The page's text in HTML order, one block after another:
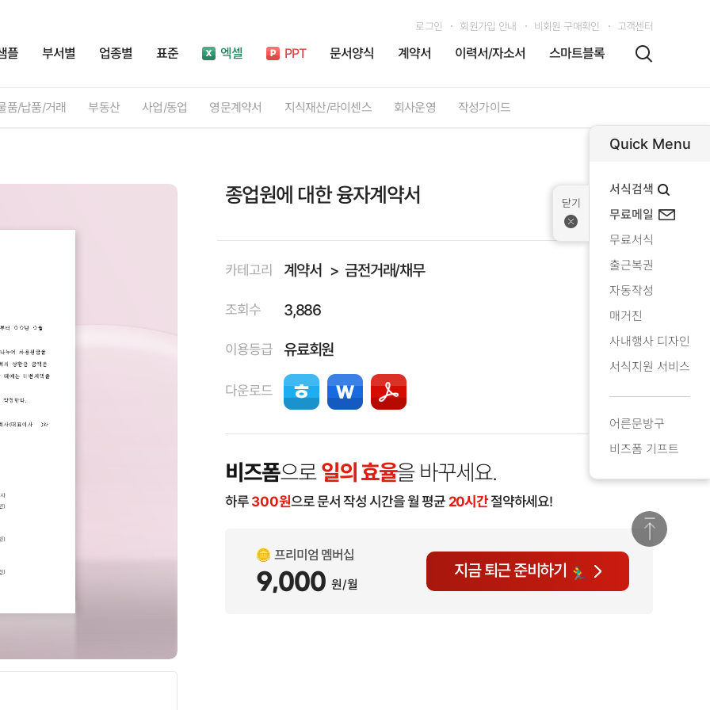
플 부서별 업종별 표준 엑셀 PPT 문서양식 계약서 이력서/자소서 스마트블록
로그인 회원가입 안내 비회원 구매확인 고객센터
품/납품/거래 부동산 사업/동업 영문계약서 지식재산/라이센스 회사운영 작성가이드
종업원에 대한 융자계약서
카테고리 계약서 금전거래/채무
조회수 3,886
이용등급 유료회원
다운로드
비즈폼으로일의 효율을 바꾸세요.
하루 300원으로 문서 작성 시간을 월 평균 20시간절약하세요!
프리미엄 멤버십
9,000 원/월
지금 퇴근 준비하기
Quick Menu
서식검색
무료메일
무료서식
출근복권
자동작성
매거진
사내행사 디자인
서식지원 서비스
어른문방구
비즈폼 기프트